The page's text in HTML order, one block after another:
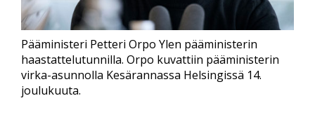
Pääministeri Petteri Orpo Ylen pääministerin
haastattelutunnilla. Orpo kuvattiin pääministerin
virka-asunnolla Kesärannassa Helsingissä 14.
joulukuuta.